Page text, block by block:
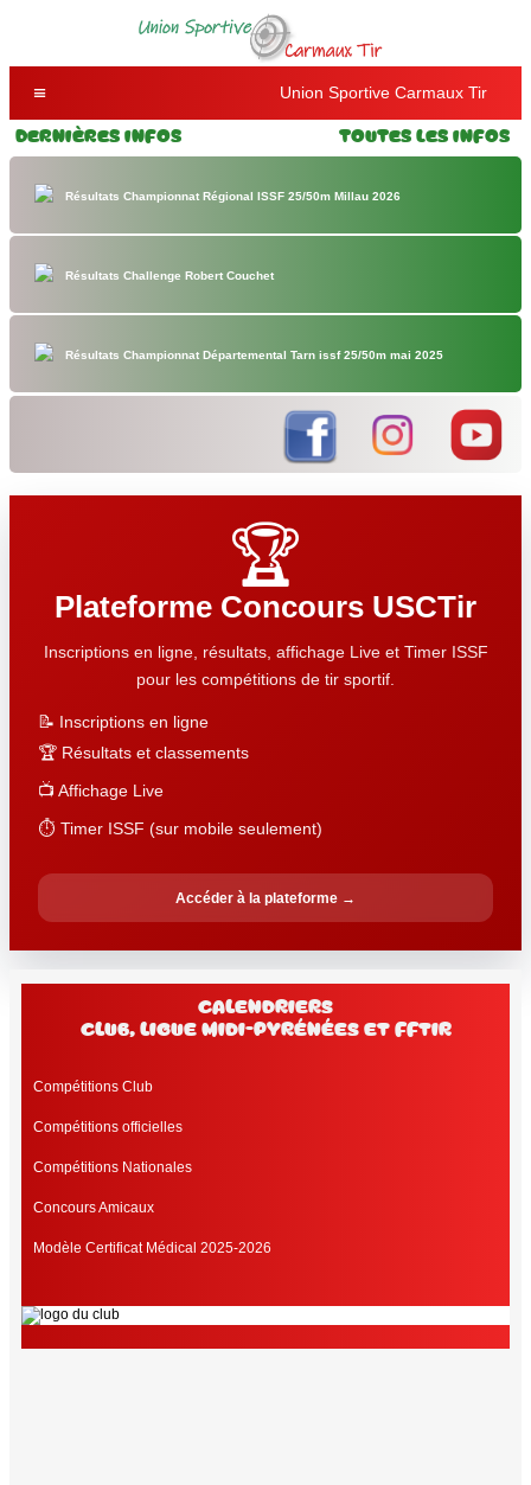
Union Sportive Carmaux Tir
Dernières Infos Toutes les Infos
Résultats Championnat Régional ISSF 25/50m Millau 2026
Résultats Challenge Robert Couchet
Résultats Championnat Départemental Tarn issf 25/50m mai 2025
🏆
Plateforme Concours USCTir
Inscriptions en ligne, résultats, affichage Live et Timer ISSF
pour les compétitions de tir sportif.
📝 Inscriptions en ligne
🏆 Résultats et classements
📺 Affichage Live
⏱️ Timer ISSF (sur mobile seulement)
Accéder à la plateforme →
Calendriers
club, Ligue Midi-Pyrénées et FFtir
Compétitions Club
Compétitions officielles
Compétitions Nationales
Concours Amicaux
Modèle Certificat Médical 2025-2026